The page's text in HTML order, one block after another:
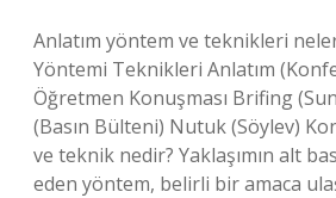
Anlatım yöntem ve teknikleri
Yöntemi Teknikleri Anlatım
Öğretmen Konuşması Brifing
(Basın Bülteni) Nutuk (Söylev)
ve teknik nedir? Yaklaşımın alt
eden yöntem, belirli bir amaca